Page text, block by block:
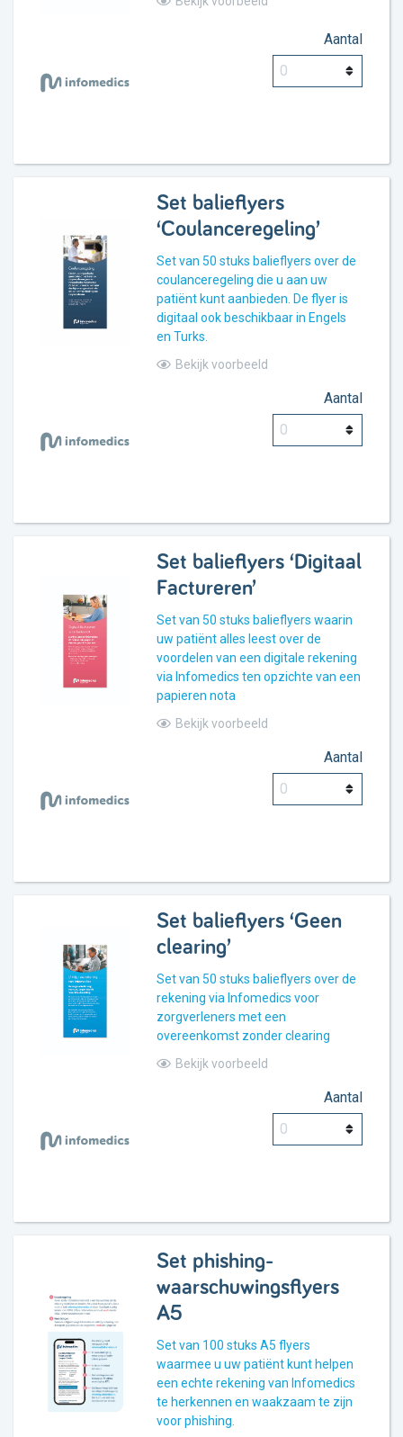
Aantal
Set balieflyers
‘Coulanceregeling’
Set van 50 stuks balieflyers over de
coulanceregeling die u aan uw
patiënt kunt aanbieden. De flyer is
digitaal ook beschikbaar in Engels
en Turks.
Bekijk voorbeeld
Aantal
Set balieflyers ‘Digitaal
Factureren’
Set van 50 stuks balieflyers waarin
uw patiënt alles leest over de
voordelen van een digitale rekening
via Infomedics ten opzichte van een
papieren nota
Bekijk voorbeeld
Aantal
Set balieflyers ‘Geen
clearing’
Set van 50 stuks balieflyers over de
rekening via Infomedics voor
zorgverleners met een
overeenkomst zonder clearing
Bekijk voorbeeld
Aantal
Set phishing-
waarschuwingsflyers
A5
Set van 100 stuks A5 flyers
waarmee u uw patiënt kunt helpen
een echte rekening van Infomedics
te herkennen en waakzaam te zijn
voor phishing.